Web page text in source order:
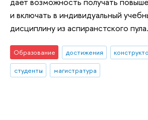
и включать в индивидуальный
дисциплину из аспиранстского пула.
Образование достижения
студенты
магистратура